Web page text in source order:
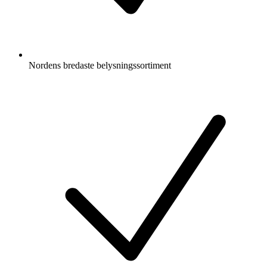
Nordens bredaste belysningssortiment